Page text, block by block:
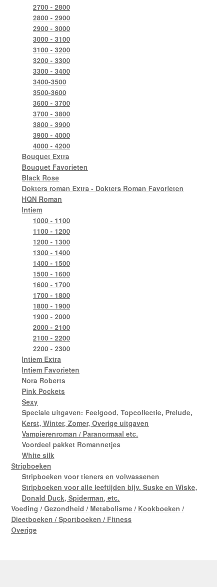
2700 - 2800
2800 - 2900
2900 - 3000
3000 - 3100
3100 - 3200
3200 - 3300
3300 - 3400
3400-3500
3500-3600
3600 - 3700
3700 - 3800
3800 - 3900
3900 - 4000
4000 - 4200
Bouquet Extra
Bouquet Favorieten
Black Rose
Dokters roman Extra - Dokters Roman Favorieten
HQN Roman
Intiem
1000 - 1100
1100 - 1200
1200 - 1300
1300 - 1400
1400 - 1500
1500 - 1600
1600 - 1700
1700 - 1800
1800 - 1900
1900 - 2000
2000 - 2100
2100 - 2200
2200 - 2300
Intiem Extra
Intiem Favorieten
Nora Roberts
Pink Pockets
Sexy
Speciale uitgaven: Feelgood, Topcollectie, Prelude,
Kerst, Winter, Zomer, Overige uitgaven
Vampierenroman / Paranormaal etc.
Voordeel pakket Romannetjes
White silk
Stripboeken
Stripboeken voor tieners en volwassenen
Stripboeken voor alle leeftijden bijv. Suske en Wiske,
Donald Duck, Spiderman, etc.
Voeding / Gezondheid / Metabolisme / Kookboeken /
Dieetboeken / Sportboeken / Fitness
Overige